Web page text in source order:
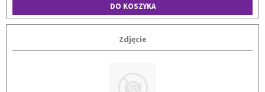
DO KOSZYKA
Zdjęcie